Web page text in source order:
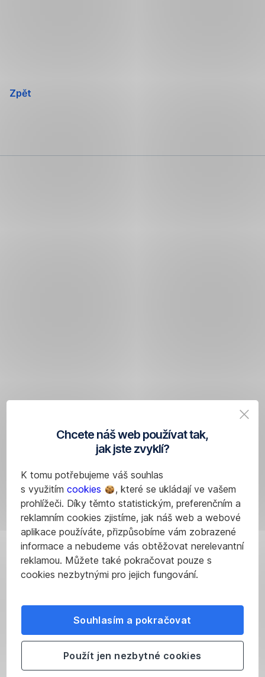
Chcete náš web používat tak,
jak jste zvyklí?
K tomu potřebujeme váš souhlas
s využitím cookies
, které se ukládají ve vašem
prohlížeči. Díky těmto statistickým, preferenčním a
reklamním cookies zjistíme, jak náš web a webové
aplikace používáte, přizpůsobíme vám zobrazené
informace a nebudeme vás obtěžovat nerelevantní
reklamou. Můžete také pokračovat pouze s
cookies nezbytnými pro jejich fungování.
Souhlasím a pokračovat
Použít jen nezbytné cookies
Zpět